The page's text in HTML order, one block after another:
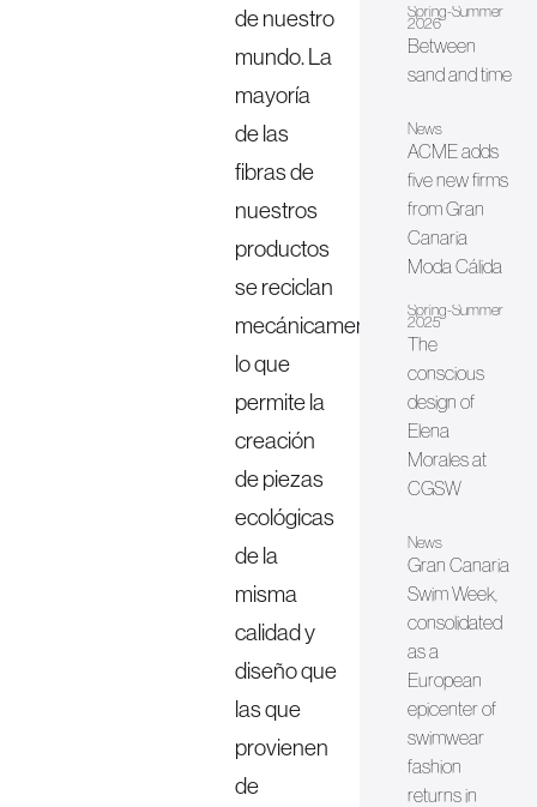
de nuestro
mundo. La
mayoría
de las
fibras de
nuestros
productos
se reciclan
mecánicamente,
lo que
permite la
creación
de piezas
ecológicas
de la
misma
calidad y
diseño que
las que
provienen
de
Spring-Summer
2026
Between
sand and time
News
ACME adds
five new firms
from Gran
Canaria
Moda Cálida
Spring-Summer
2025
The
conscious
design of
Elena
Morales at
CGSW
News
Gran Canaria
Swim Week,
consolidated
as a
European
epicenter of
swimwear
fashion
returns in